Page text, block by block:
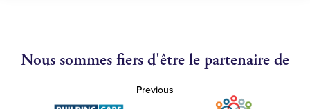
Nous sommes fiers d'être le partenaire de
Previous